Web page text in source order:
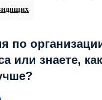
по
или знаете, как